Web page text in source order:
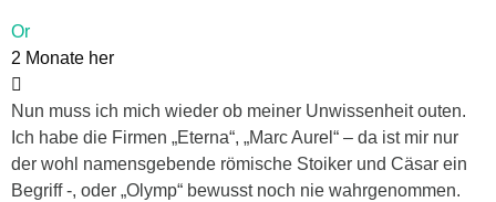
Or
2 Monate her
Nun muss ich mich wieder ob meiner Unwissenheit outen.
Ich habe die Firmen „Eterna“, „Marc Aurel“ – da ist mir nur
der wohl namensgebende römische Stoiker und Cäsar ein
Begriff -, oder „Olymp“ bewusst noch nie wahrgenommen.